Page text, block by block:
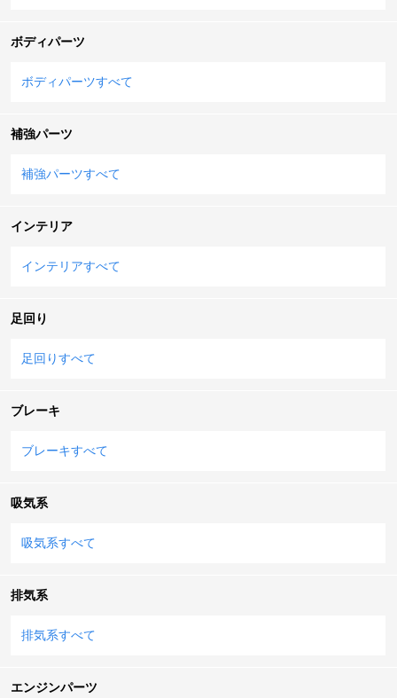
ボディパーツ
ボディパーツすべて
補強パーツ
補強パーツすべて
インテリア
インテリアすべて
足回り
足回りすべて
ブレーキ
ブレーキすべて
吸気系
吸気系すべて
排気系
排気系すべて
エンジンパーツ